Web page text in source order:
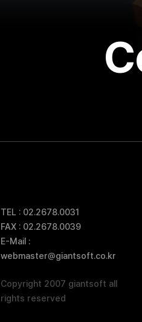
TEL : 02.2678.0031
FAX : 02.2678.0039
E-Mail :
webmaster@giantsoft.co.kr
Copyright 2007 giantsoft all
rights reserved